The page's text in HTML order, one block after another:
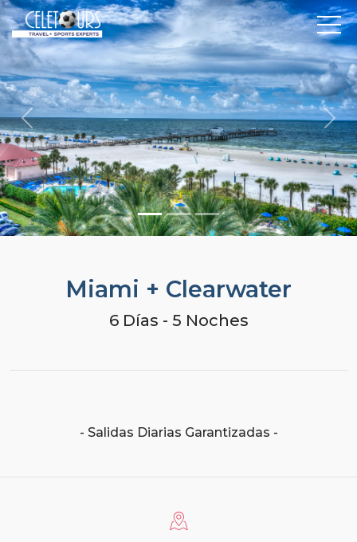
Previous
Miami + Clearwater
6 Días - 5 Noches
- Salidas Diarias Garantizadas -